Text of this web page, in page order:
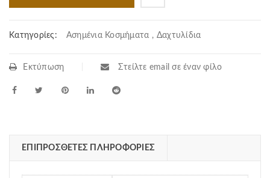
Κατηγορίες: Ασημένια Κοσμήματα , Δαχτυλίδια
Εκτύπωση Στείλτε email σε έναν φίλο
ΕΠΙΠΡΌΣΘΕΤΕΣ ΠΛΗΡΟΦΟΡΊΕΣ